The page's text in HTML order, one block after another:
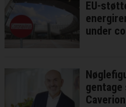
EU-
under
Caverion